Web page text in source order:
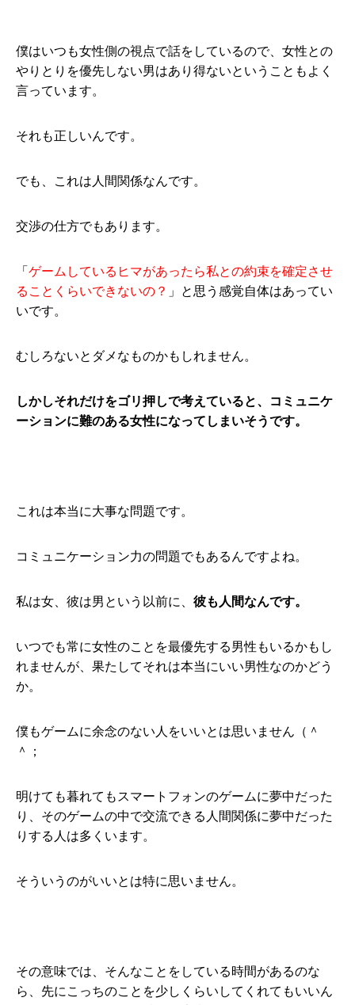
僕はいつも女性側の視点で話をしているので、女性との
やりとりを優先しない男はあり得ないということもよく
言っています。
それも正しいんです。
でも、これは人間関係なんです。
交渉の仕方でもあります。
「 ゲームしているヒマがあったら私との約束を確定させ
ることくらいできないの？ 」と思う感覚自体はあってい
いです。
むしろないとダメなものかもしれません。
しかしそれだけをゴリ押しで考えていると、コミュニケ
ーションに難のある女性になってしまいそうです。
これは本当に大事な問題です。
コミュニケーション力の問題でもあるんですよね。
私は女、彼は男という以前に、 彼も人間なんです。
いつでも常に女性のことを最優先する男性もいるかもし
れませんが、果たしてそれは本当にいい男性なのかどう
か。
僕もゲームに余念のない人をいいとは思いません（＾
＾；
明けても暮れてもスマートフォンのゲームに夢中だった
り、そのゲームの中で交流できる人間関係に夢中だった
りする人は多くいます。
そういうのがいいとは特に思いません。
その意味では、そんなことをしている時間があるのな
ら、先にこっちのことを少しくらいしてくれてもいいん